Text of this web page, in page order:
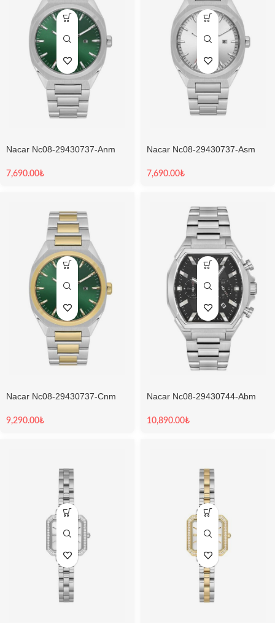
Nacar Nc08-29430737-Anm
7,690.00₺
Nacar Nc08-29430737-Asm
7,690.00₺
Nacar Nc08-29430737-Cnm
9,290.00₺
Nacar Nc08-29430744-Abm
10,890.00₺